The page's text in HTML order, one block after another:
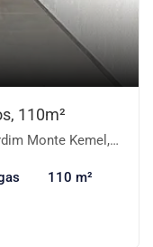
110m²
Kemel, São Paulo-SP
110 m²